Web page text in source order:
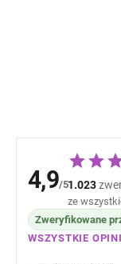
4,9/51.023
ze
Zweryfikowane
WSZYSTKIE